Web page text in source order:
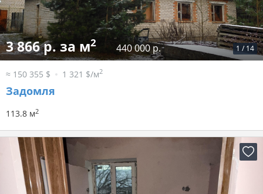
1 / 14
3 866 р. за м2 440 000 р.
≈ 150 355 $ 1 321 $/м2
Задомля
113.8 м2